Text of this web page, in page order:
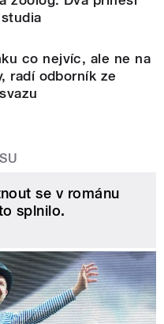
co nejvíc, ale ne na
radí odborník ze
se v románu
splnilo.